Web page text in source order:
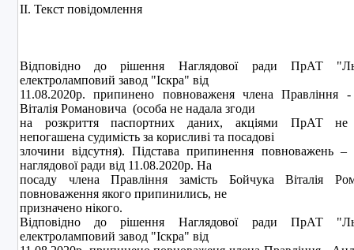
II. Текст повідомлення
Вiдповiдно до рiшення Наглядової ради ПрАТ
електроламповий завод "Iскра" вiд
11.08.2020р. припинено повноваженя члена Правлiння
Віталія Романовича (особа не надала згоди
на розкриття паспортних даних, акцiями ПрАТ не
непогашена судимiсть за корисливi та посадовi
злочини вiдсутня). Пiдстава припинення повноважень –
наглядової ради від 11.08.2020р. На
посаду члена Правлiння замiсть Бойчука Віталія
повноваження якого припинились, не
призначено нiкого.
Вiдповiдно до рiшення Наглядової ради ПрАТ
електроламповий завод "Iскра" вiд